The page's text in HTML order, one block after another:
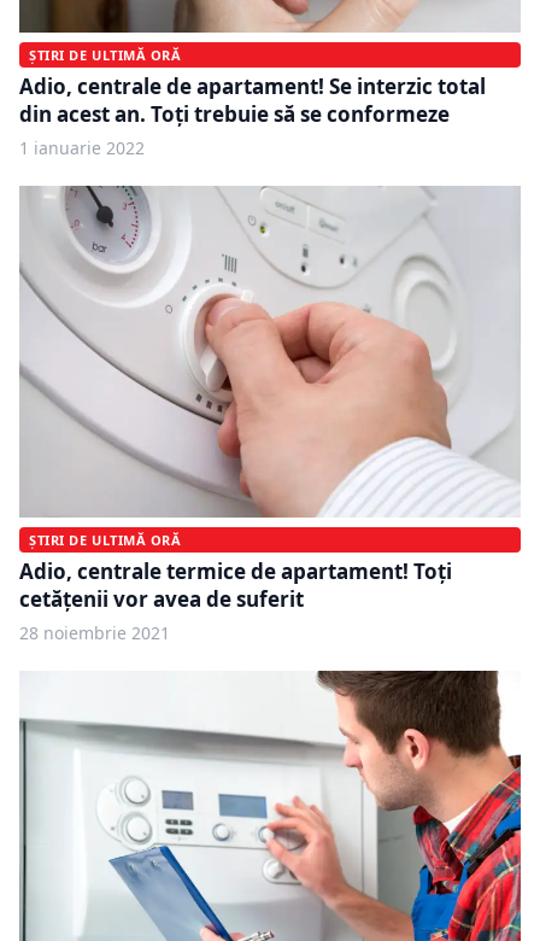
ȘTIRI DE ULTIMĂ ORĂ
Adio, centrale de apartament! Se interzic total
din acest an. Toți trebuie să se conformeze
1 ianuarie 2022
ȘTIRI DE ULTIMĂ ORĂ
Adio, centrale termice de apartament! Toți
cetățenii vor avea de suferit
28 noiembrie 2021